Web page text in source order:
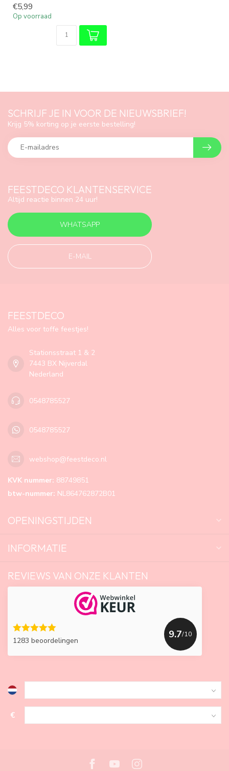
€5,99
Op voorraad
FEESTDECO KLANTENSERVICE
Altijd reactie binnen 24 uur!
WHATSAPP
E-MAIL
SCHRIJF JE IN VOOR DE NIEUWSBRIEF!
Krijg 5% korting op je eerste bestelling!
FEESTDECO
Alles voor toffe feestjes!
Stationsstraat 1 & 2
7443 BX Nijverdal
Nederland
0548785527
0548785527
webshop@feestdeco.nl
KVK nummer: 88749851
btw-nummer: NL864762872B01
OPENINGSTIJDEN
INFORMATIE
REVIEWS VAN ONZE KLANTEN
1283 beoordelingen
9.7/10
€